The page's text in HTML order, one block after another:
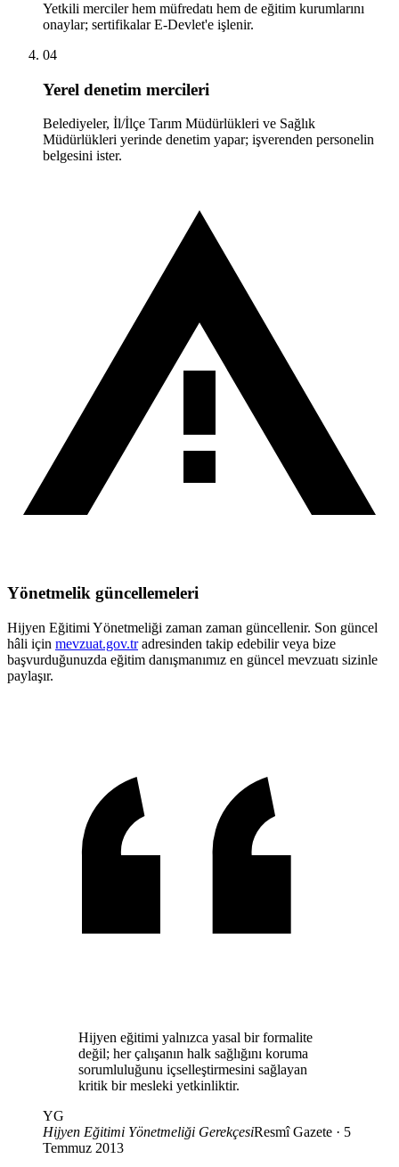
Yetkili merciler hem müfredatı hem de eğitim kurumlarını
onaylar; sertifikalar E-Devlet'e işlenir.
04
Yerel denetim mercileri
Belediyeler, İl/İlçe Tarım Müdürlükleri ve Sağlık
Müdürlükleri yerinde denetim yapar; işverenden personelin
belgesini ister.
Yönetmelik güncellemeleri
Hijyen Eğitimi Yönetmeliği zaman zaman güncellenir. Son güncel
hâli için mevzuat.gov.tr adresinden takip edebilir veya bize
başvurduğunuzda eğitim danışmanımız en güncel mevzuatı sizinle
paylaşır.
Hijyen eğitimi yalnızca yasal bir formalite
değil; her çalışanın halk sağlığını koruma
sorumluluğunu içselleştirmesini sağlayan
kritik bir mesleki yetkinliktir.
YG
Hijyen Eğitimi Yönetmeliği GerekçesiResmî Gazete · 5
Temmuz 2013